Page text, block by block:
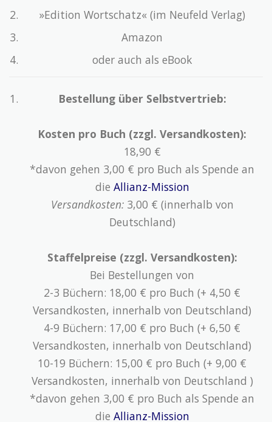
»Edition Wortschatz« (im Neufeld Verlag)
Amazon
oder auch als eBook
Bestellung über Selbstvertrieb:
Kosten pro Buch (zzgl. Versandkosten):
18,90 €
*davon gehen 3,00 € pro Buch als Spende an
die Allianz-Mission
Versandkosten:3,00 € (innerhalb von
Deutschland)
Staffelpreise (zzgl. Versandkosten):
Bei Bestellungen von
2-3 Büchern: 18,00 € pro Buch (+ 4,50 €
Versandkosten, innerhalb von Deutschland)
4-9 Büchern: 17,00 € pro Buch (+ 6,50 €
Versandkosten, innerhalb von Deutschland)
10-19 Büchern: 15,00 € pro Buch (+ 9,00 €
Versandkosten, innerhalb von Deutschland )
*davon gehen 3,00 € pro Buch als Spende an
die Allianz-Mission